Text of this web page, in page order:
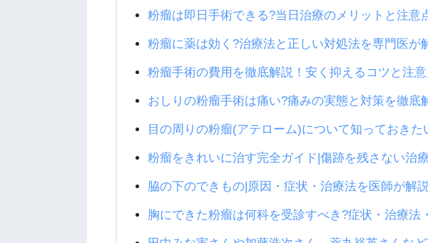
粉瘤は即日手術できる?当日治療のメリットと注意
粉瘤に薬は効く?治療法と正しい対処法を専門医が
粉瘤手術の費用を徹底解説！安く抑えるコツと注
おしりの粉瘤手術は痛い?痛みの実態と対策を徹底
目の周りの粉瘤(アテローム)について知っておき
粉瘤をきれいに治す完全ガイド|傷跡を残さない治
脇の下のできもの|原因・症状・治療法を医師が解
胸にできた粉瘤は何科を受診すべき?症状・治療法